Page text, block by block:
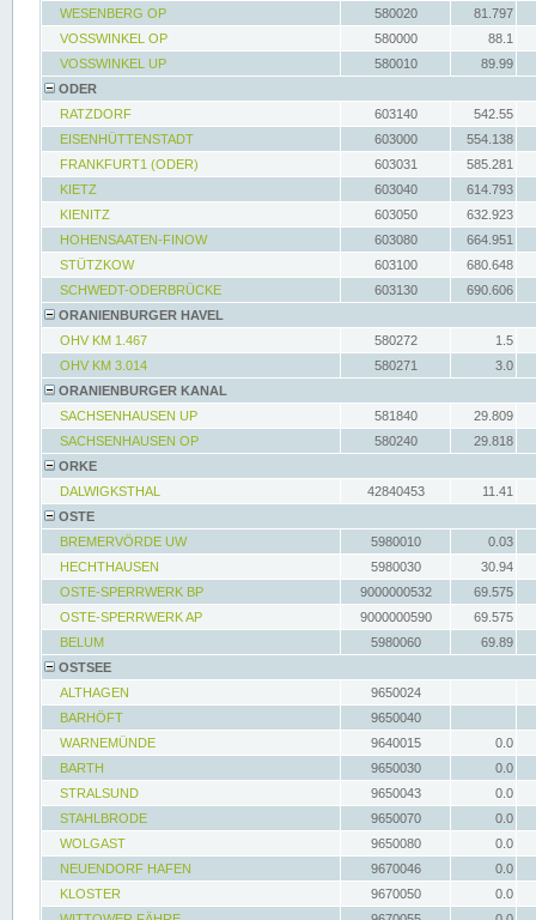
WESENBERG OP
580020
81.797
VOSSWINKEL OP
580000
88.1
VOSSWINKEL UP
580010
89.99
ODER
RATZDORF
603140
542.55
EISENHÜTTENSTADT
603000
554.138
FRANKFURT1 (ODER)
603031
585.281
KIETZ
603040
614.793
KIENITZ
603050
632.923
HOHENSAATEN-FINOW
603080
664.951
STÜTZKOW
603100
680.648
SCHWEDT-ODERBRÜCKE
603130
690.606
ORANIENBURGER HAVEL
OHV KM 1.467
580272
1.5
OHV KM 3.014
580271
3.0
ORANIENBURGER KANAL
SACHSENHAUSEN UP
581840
29.809
SACHSENHAUSEN OP
580240
29.818
ORKE
DALWIGKSTHAL
42840453
11.41
OSTE
BREMERVÖRDE UW
5980010
0.03
HECHTHAUSEN
5980030
30.94
OSTE-SPERRWERK BP
9000000532
69.575
OSTE-SPERRWERK AP
9000000590
69.575
BELUM
5980060
69.89
OSTSEE
ALTHAGEN
9650024
BARHÖFT
9650040
WARNEMÜNDE
9640015
0.0
BARTH
9650030
0.0
STRALSUND
9650043
0.0
STAHLBRODE
9650070
0.0
WOLGAST
9650080
0.0
NEUENDORF HAFEN
9670046
0.0
KLOSTER
9670050
0.0